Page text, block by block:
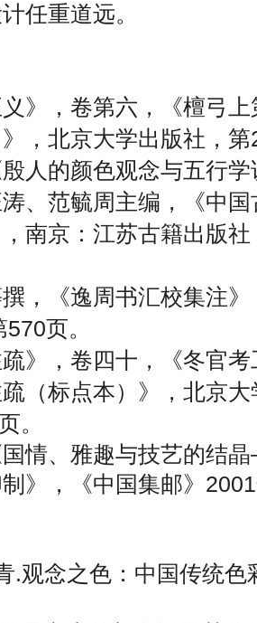
任重道远。
》，卷第六，《檀弓上
》，北京大学出版社，
人的颜色观念与五行学
、范毓周主编，《中
南京：江苏古籍出版
，《逸周书汇校集注》
页。
》，卷四十，《冬官考
疏（标点本）》，北京
。
情、雅趣与技艺的结
》，《中国集邮》
.观念之色：中国传统